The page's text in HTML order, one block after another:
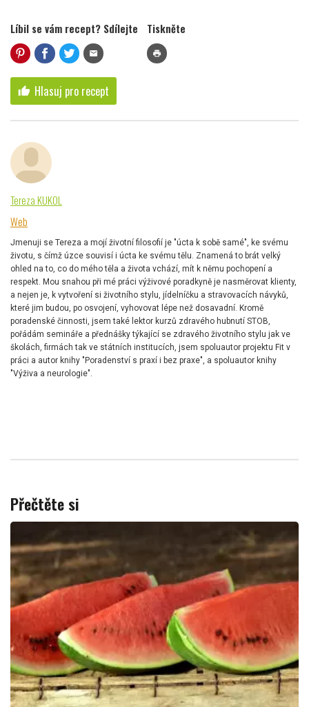
Líbil se vám recept? Sdílejte
mail
Tiskněte
print
thumb_up Hlasuj pro recept
Tereza KUKOL
Web
Jmenuji se Tereza a mojí životní filosofií je "úcta k sobě samé", ke svému
životu, s čímž úzce souvisí i úcta ke svému tělu. Znamená to brát velký
ohled na to, co do mého těla a života vchází, mít k němu pochopení a
respekt. Mou snahou při mé práci výživové poradkyně je nasměrovat klienty,
a nejen je, k vytvoření si životního stylu, jídelníčku a stravovacích návyků,
které jim budou, po osvojení, vyhovovat lépe než dosavadní. Kromě
poradenské činnosti, jsem také lektor kurzů zdravého hubnutí STOB,
pořádám semináře a přednášky týkající se zdravého životního stylu jak ve
školách, firmách tak ve státních institucích, jsem spoluautor projektu Fit v
práci a autor knihy "Poradenství s praxí i bez praxe", a spoluautor knihy
"Výživa a neurologie".
Přečtěte si